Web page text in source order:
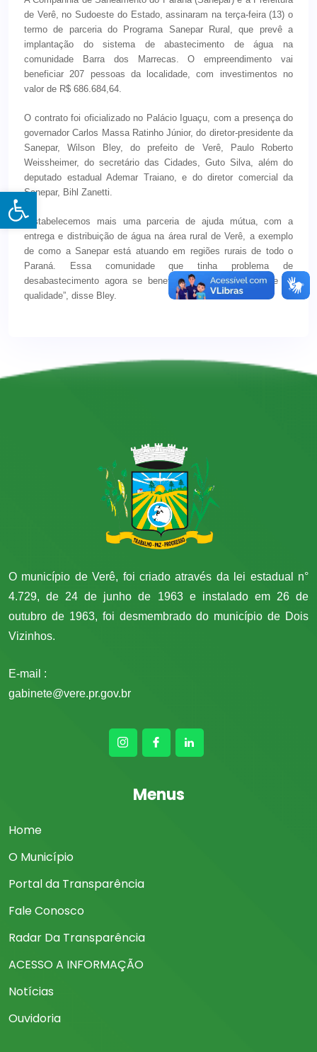
Open toolbar
de Verê, no Sudoeste do Estado, assinaram na terça-feira (13) o
termo de parceria do Programa Sanepar Rural, que prevê a
implantação do sistema de abastecimento de água na
comunidade Barra dos Marrecas. O empreendimento vai
beneficiar 207 pessoas da localidade, com investimentos no
valor de R$ 686.684,64.
O contrato foi oficializado no Palácio Iguaçu, com a presença do
governador Carlos Massa Ratinho Júnior, do diretor-presidente da
Sanepar, Wilson Bley, do prefeito de Verê, Paulo Roberto
Weissheimer, do secretário das Cidades, Guto Silva, além do
deputado estadual Ademar Traiano, e do diretor comercial da
Sanepar, Bihl Zanetti.
“Estabelecemos mais uma parceria de ajuda mútua, com a
entrega e distribuição de água na área rural de Verê, a exemplo
de como a Sanepar está atuando em regiões rurais de todo o
Paraná. Essa comunidade que tinha problema de
desabastecimento agora se beneficiará de água potável e de
qualidade”, disse Bley.
O município de Verê, foi criado através da lei estadual n°
4.729, de 24 de junho de 1963 e instalado em 26 de
outubro de 1963, foi desmembrado do município de Dois
Vizinhos.
E-mail :
gabinete@vere.pr.gov.br
Menus
Home
O Município
Portal da Transparência
Fale Conosco
Radar Da Transparência
ACESSO A INFORMAÇÃO
Notícias
Ouvidoria